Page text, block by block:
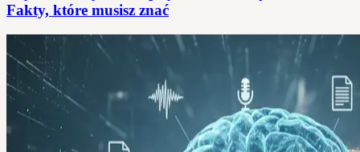
Fakty, które musisz znać